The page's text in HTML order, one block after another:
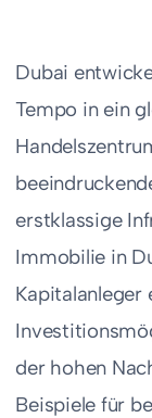
Dubai
Tempo in ein
erstklassige
Immobilie in
Kapitalanleger
der hohen
Beispiele für